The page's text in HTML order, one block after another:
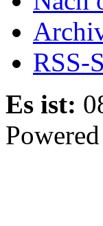
RSS-
Es ist: